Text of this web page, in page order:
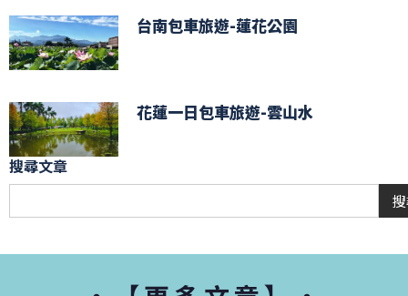
台南包車旅遊-蓮花公園
花蓮一日包車旅遊-雲山水
搜尋文章